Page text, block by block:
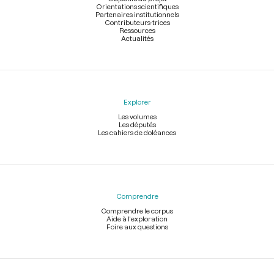
Orientations scientifiques
Partenaires institutionnels
Contributeurs-trices
Ressources
Actualités
Explorer
Les volumes
Les députés
Les cahiers de doléances
Comprendre
Comprendre le corpus
Aide à l'exploration
Foire aux questions